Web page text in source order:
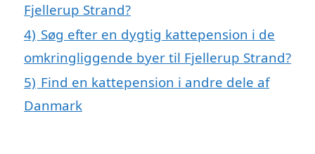
Fjellerup Strand?
4) Søg efter en dygtig kattepension i de
omkringliggende byer til Fjellerup Strand?
5) Find en kattepension i andre dele af
Danmark